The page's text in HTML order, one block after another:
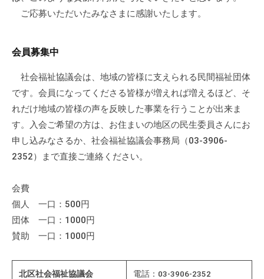
ご応募いただいたみなさまに感謝いたします。
会員募集中
社会福祉協議会は、地域の皆様に支えられる民間福祉団体
です。会員になってくださる皆様が増えれば増えるほど、そ
れだけ地域の皆様の声を反映した事業を行うことが出来ま
す。入会ご希望の方は、お住まいの地区の民生委員さんにお
申し込みなさるか、社会福祉協議会事務局（03-3906-
2352）まで直接ご連絡ください。
会費
個人 一口：500円
団体 一口：1000円
賛助 一口：1000円
北区社会福祉協議会
電話：03-3906-2352